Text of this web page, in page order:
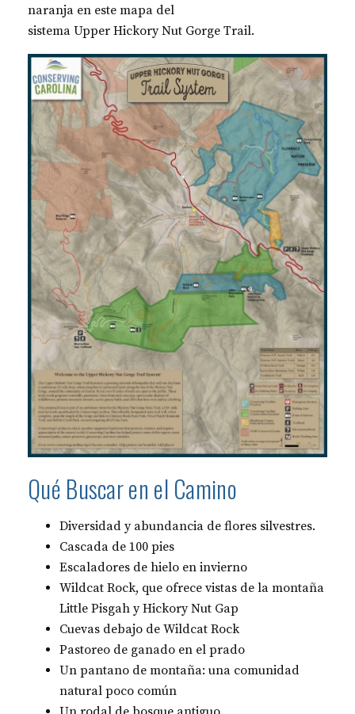
naranja en este mapa del
sistema Upper Hickory Nut Gorge Trail.
Qué Buscar en el Camino
Diversidad y abundancia de flores silvestres.
Cascada de 100 pies
Escaladores de hielo en invierno
Wildcat Rock, que ofrece vistas de la montaña
Little Pisgah y Hickory Nut Gap
Cuevas debajo de Wildcat Rock
Pastoreo de ganado en el prado
Un pantano de montaña: una comunidad
natural poco común